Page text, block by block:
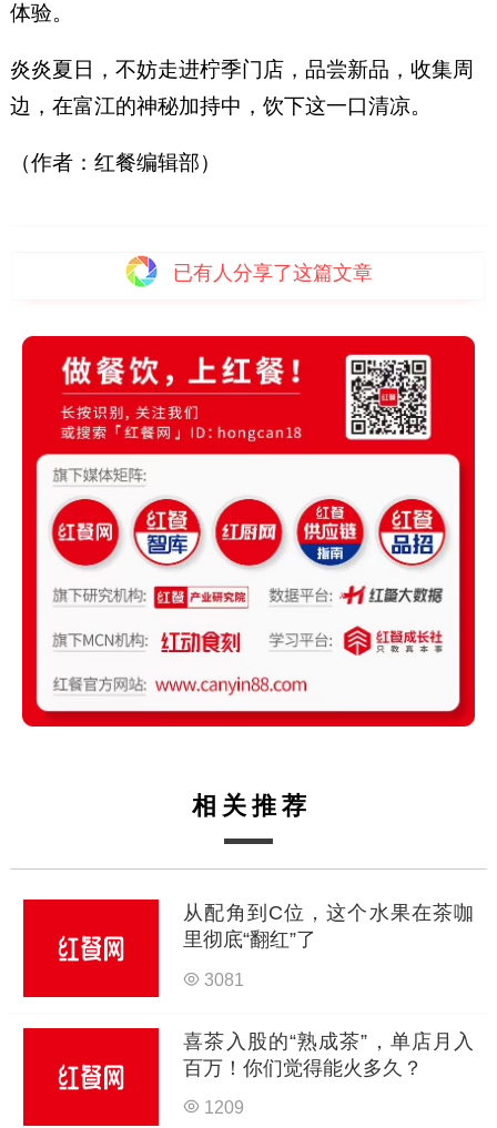
体验。
炎炎夏日，不妨走进柠季门店，品尝新品，收集周
边，在富江的神秘加持中，饮下这一口清凉。
（作者：红餐编辑部）
已有人分享了这篇文章
相关推荐
从配角到C位，这个水果在茶咖
里彻底“翻红”了
3081
喜茶入股的“熟成茶”，单店月入
百万！你们觉得能火多久？
1209